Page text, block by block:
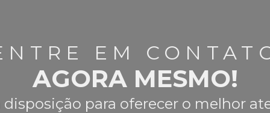
EM
AGORA MESMO!
disposição para oferecer o melhor